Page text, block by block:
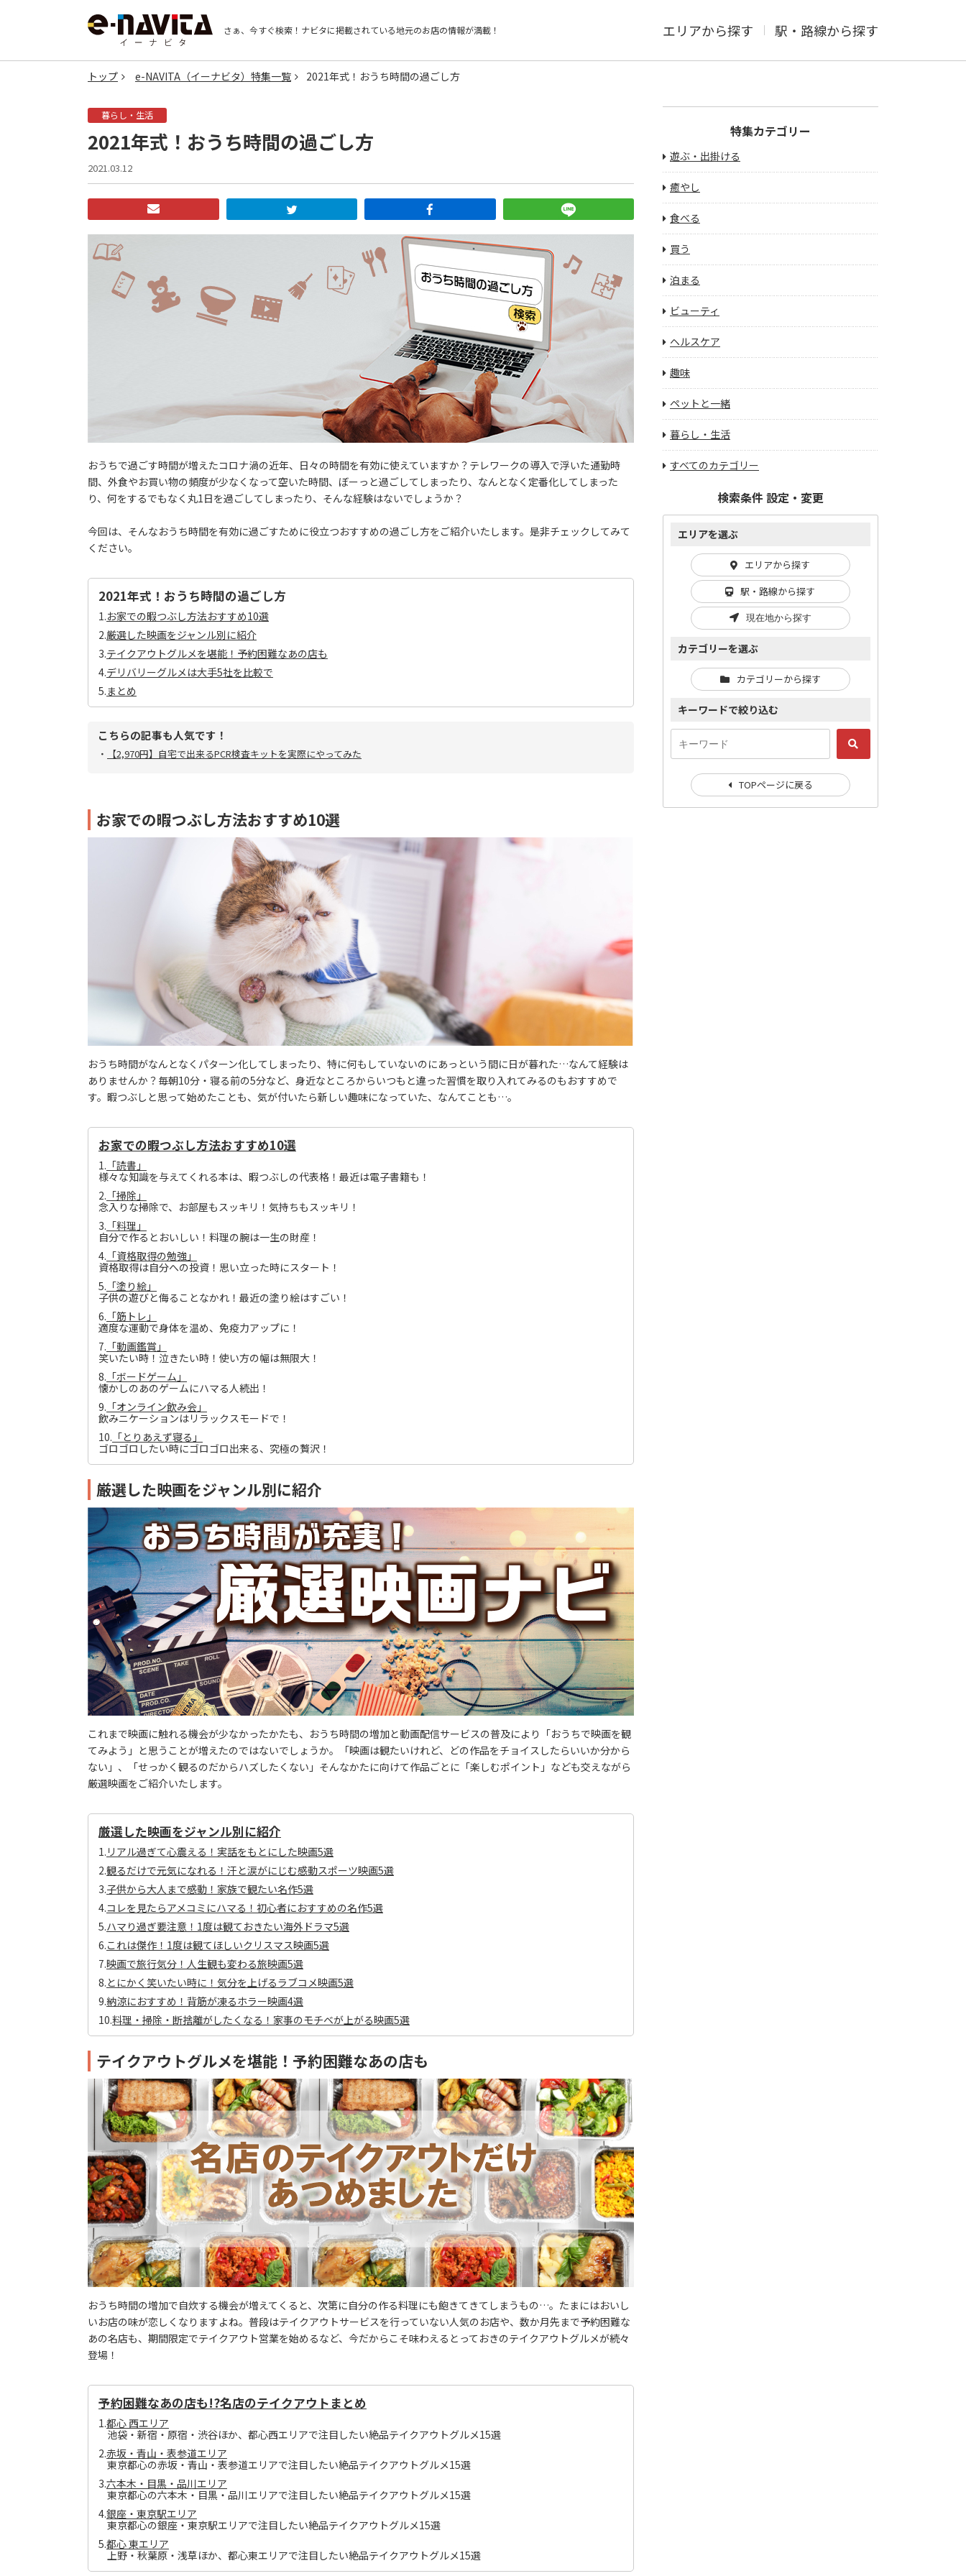
さぁ、今すぐ検索！ ナビタに掲載されている地元のお店の情報が満載！ エリアから探す 駅・路線から探す
トップ e-NAVITA（イーナビタ）特集一覧 2021年式！おうち時間の過ごし方
暮らし・生活
2021年式！おうち時間の過ごし方
2021.03.12
おうちで過ごす時間が増えたコロナ渦の近年、日々の時間を有効に使えていますか？テレワークの導入で浮いた通勤時
間、外食やお買い物の頻度が少なくなって空いた時間、ぼーっと過ごしてしまったり、なんとなく定番化してしまった
り、何をするでもなく丸1日を過ごしてしまったり、そんな経験はないでしょうか？
今回は、そんなおうち時間を有効に過ごすために役立つおすすめの過ごし方をご紹介いたします。是非チェックしてみて
ください。
2021年式！おうち時間の過ごし方
1.お家での暇つぶし方法おすすめ10選
2.厳選した映画をジャンル別に紹介
3.テイクアウトグルメを堪能！予約困難なあの店も
4.デリバリーグルメは大手5社を比較で
5.まとめ
こちらの記事も人気です！
・ 【2,970円】自宅で出来るPCR検査キットを実際にやってみた
お家での暇つぶし方法おすすめ10選
おうち時間がなんとなくパターン化してしまったり、特に何もしていないのにあっという間に日が暮れた…なんて経験は
ありませんか？毎朝10分・寝る前の5分など、身近なところからいつもと違った習慣を取り入れてみるのもおすすめで
す。暇つぶしと思って始めたことも、気が付いたら新しい趣味になっていた、なんてことも…。
お家での暇つぶし方法おすすめ10選
1. 「読書」
様々な知識を与えてくれる本は、暇つぶしの代表格！最近は電子書籍も！
2. 「掃除」
念入りな掃除で、お部屋もスッキリ！気持ちもスッキリ！
3. 「料理」
自分で作るとおいしい！料理の腕は一生の財産！
4. 「資格取得の勉強」
資格取得は自分への投資！思い立った時にスタート！
5. 「塗り絵」
子供の遊びと侮ることなかれ！最近の塗り絵はすごい！
6. 「筋トレ」
適度な運動で身体を温め、免疫力アップに！
7. 「動画鑑賞」
笑いたい時！泣きたい時！使い方の幅は無限大！
8. 「ボードゲーム」
懐かしのあのゲームにハマる人続出！
9. 「オンライン飲み会」
飲みニケーションはリラックスモードで！
10. 「とりあえず寝る」
ゴロゴロしたい時にゴロゴロ出来る、究極の贅沢！
厳選した映画をジャンル別に紹介
これまで映画に触れる機会が少なかったかたも、おうち時間の増加と動画配信サービスの普及により「おうちで映画を観
てみよう」と思うことが増えたのではないでしょうか。「映画は観たいけれど、どの作品をチョイスしたらいいか分から
ない」、「せっかく観るのだからハズしたくない」そんなかたに向けて作品ごとに「楽しむポイント」なども交えながら
厳選映画をご紹介いたします。
厳選した映画をジャンル別に紹介
1. リアル過ぎて心震える！実話をもとにした映画5選
2.観るだけで元気になれる！汗と涙がにじむ感動スポーツ映画5選
3.子供から大人まで感動！家族で観たい名作5選
4.コレを見たらアメコミにハマる！初心者におすすめの名作5選
5.ハマり過ぎ要注意！1度は観ておきたい海外ドラマ5選
6.これは傑作！1度は観てほしいクリスマス映画5選
7.映画で旅行気分！人生観も変わる旅映画5選
8.とにかく笑いたい時に！気分を上げるラブコメ映画5選
9.納涼におすすめ！背筋が凍るホラー映画4選
10.料理・掃除・断捨離がしたくなる！家事のモチベが上がる映画5選
テイクアウトグルメを堪能！予約困難なあの店も
おうち時間の増加で自炊する機会が増えてくると、次第に自分の作る料理にも飽きてきてしまうもの…。たまにはおいし
いお店の味が恋しくなりますよね。普段はテイクアウトサービスを行っていない人気のお店や、数か月先まで予約困難な
あの名店も、期間限定でテイクアウト営業を始めるなど、今だからこそ味わえるとっておきのテイクアウトグルメが続々
登場！
予約困難なあの店も!?名店のテイクアウトまとめ
1.都心 西エリア
池袋・新宿・原宿・渋谷ほか、都心西エリアで注目したい絶品テイクアウトグルメ15選
2.赤坂・青山・表参道エリア
東京都心の赤坂・青山・表参道エリアで注目したい絶品テイクアウトグルメ15選
3.六本木・目黒・品川エリア
東京都心の六本木・目黒・品川エリアで注目したい絶品テイクアウトグルメ15選
4.銀座・東京駅エリア
東京都心の銀座・東京駅エリアで注目したい絶品テイクアウトグルメ15選
5.都心 東エリア
上野・秋葉原・浅草ほか、都心東エリアで注目したい絶品テイクアウトグルメ15選
特集カテゴリー
遊ぶ・出掛ける
癒やし
食べる
買う
泊まる
ビューティ
ヘルスケア
趣味
ペットと一緒
暮らし・生活
すべてのカテゴリー
検索条件 設定・変更
エリアを選ぶ
エリアから探す
駅・路線から探す
現在地から探す
カテゴリーを選ぶ
カテゴリーから探す
キーワードで絞り込む
TOPページに戻る